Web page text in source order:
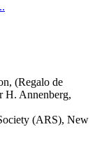
(Regalo de
H. Annenberg,
(ARS), New